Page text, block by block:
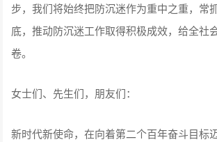
步，我们将始终把防沉迷作为重中之重，常
底，推动防沉迷工作取得积极成效，给全社
卷。
女士们、先生们，朋友们：
新时代新使命，在向着第二个百年奋斗目标